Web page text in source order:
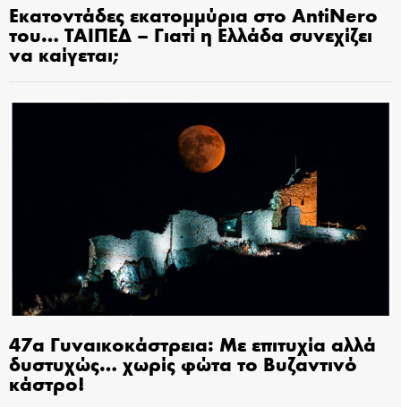
Εκατοντάδες εκατομμύρια στο AntiNero
του… ΤΑΙΠΕΔ – Γιατί η Ελλάδα συνεχίζει
να καίγεται;
47α Γυναικοκάστρεια: Με επιτυχία αλλά
δυστυχώς… χωρίς φώτα το Βυζαντινό
κάστρο!